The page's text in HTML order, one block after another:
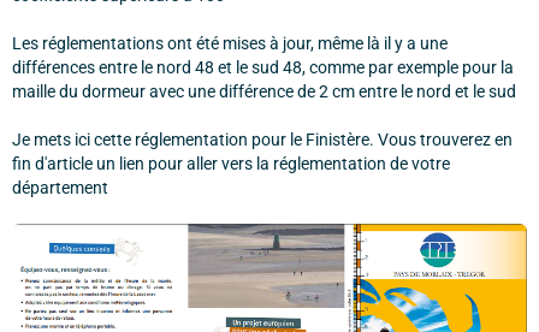
Les réglementations ont été mises à jour, même là il y a une
différences entre le nord 48 et le sud 48, comme par exemple pour la
maille du dormeur avec une différence de 2 cm entre le nord et le sud
Je mets ici cette réglementation pour le Finistère. Vous trouverez en
fin d'article un lien pour aller vers la réglementation de votre
département